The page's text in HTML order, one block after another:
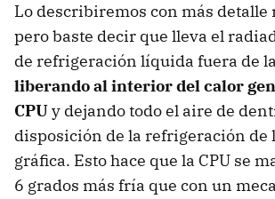
Lo describiremos con más detalle
pero baste decir que lleva el
de refrigeración líquida fuera de
liberando al interior del calor
CPUy dejando todo el aire de
disposición de la refrigeración de
gráfica. Esto hace que la CPU se
6 grados más fría que con un